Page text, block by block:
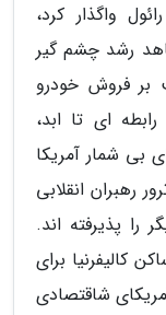
واگذار کرد،
رشد چشم گیر
فروش خودرو
ای تا ابد،
بی شمار آمریکا
رهبران انقلابی
را پذیرفته اند.
کالیفرنیا برای
شاقتصادی